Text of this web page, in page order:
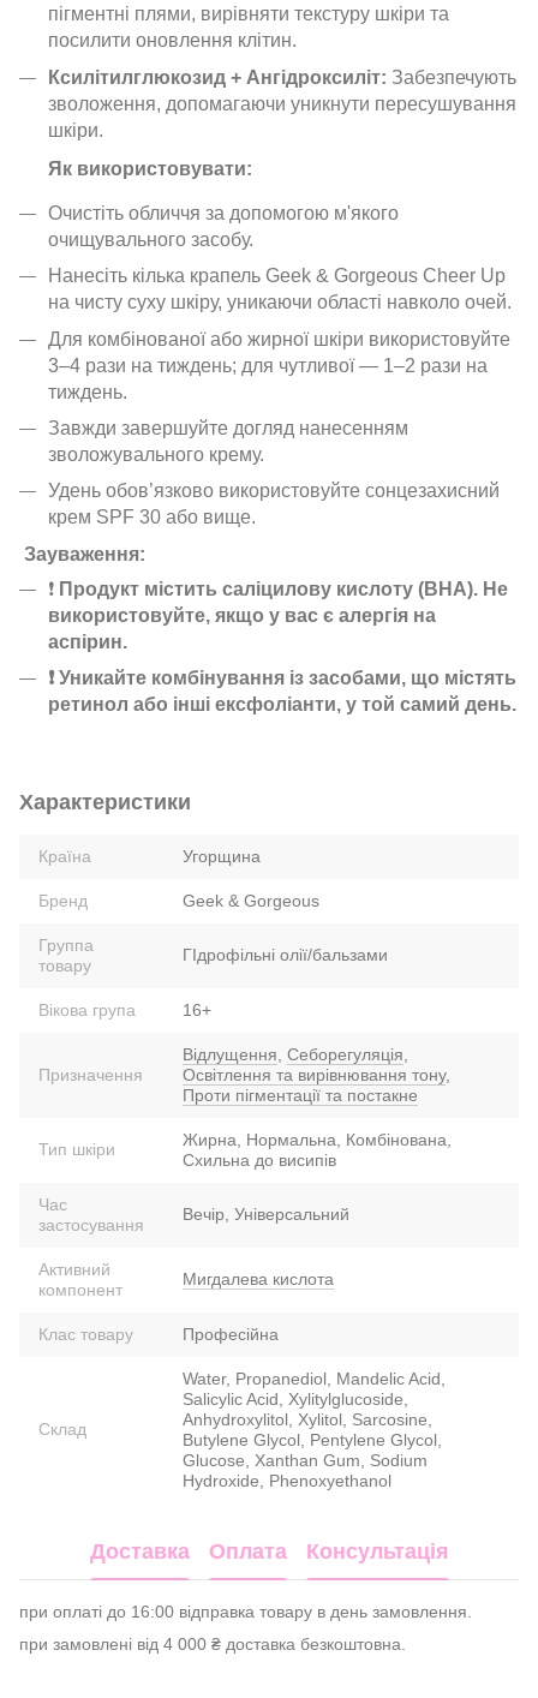
пігментні плями, вирівняти текстуру шкіри та
посилити оновлення клітин.
Ксилітилглюкозид + Ангідроксиліт: Забезпечують
зволоження, допомагаючи уникнути пересушування
шкіри.
Як використовувати:
Очистіть обличчя за допомогою м'якого
очищувального засобу.
Нанесіть кілька крапель Geek & Gorgeous Cheer Up
на чисту суху шкіру, уникаючи області навколо очей.
Для комбінованої або жирної шкіри використовуйте
3–4 рази на тиждень; для чутливої — 1–2 рази на
тиждень.
Завжди завершуйте догляд нанесенням
зволожувального крему.
Удень обов’язково використовуйте сонцезахисний
крем SPF 30 або вище.
Зауваження:
❗ Продукт містить саліцилову кислоту (BHA). Не
використовуйте, якщо у вас є алергія на
аспірин.
❗ Уникайте комбінування із засобами, що містять
ретинол або інші ексфоліанти, у той самий день.
Характеристики
Країна Угорщина
Бренд Geek & Gorgeous
Группа
товару
ГІдрофільні олії/бальзами
Вікова група 16+
Призначення
Відлущення Себорегуляція
Освітлення та вирівнювання тону,
Проти пігментації та постакне
Тип шкіри
Жирна, Нормальна, Комбінована,
Схильна до висипів
Час
застосування
Вечір, Універсальний
Активний
компонент
Мигдалева кислота
Клас товару Професійна
Склад
Water, Propanediol, Mandelic Acid,
Salicylic Acid, Xylitylglucoside,
Anhydroxylitol, Xylitol, Sarcosine,
Butylene Glycol, Pentylene Glycol,
Glucose, Xanthan Gum, Sodium
Hydroxide, Phenoxyethanol
Доставка Оплата Консультація
при оплаті до 16:00 відправка товару в день замовлення.
при замовлені від 4 000 ₴ доставка безкоштовна.